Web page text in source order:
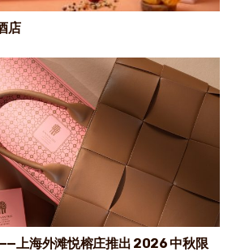
店
上海外滩悦榕庄推出 2026 中秋限